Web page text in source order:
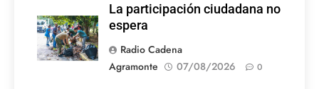
La participación ciudadana no
espera
Radio Cadena
Agramonte
07/08/2026 0